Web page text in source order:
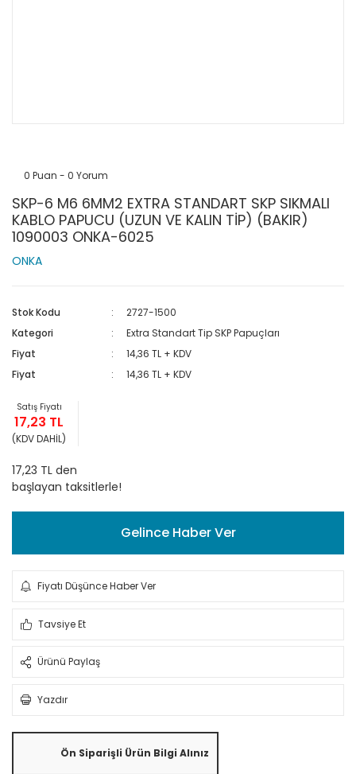
0 Puan - 0 Yorum
SKP-6 M6 6MM2 EXTRA STANDART SKP SIKMALI
KABLO PAPUCU (UZUN VE KALIN TİP) (BAKIR)
1090003 ONKA-6025
ONKA
Stok Kodu
2727-1500
Kategori
Extra Standart Tip SKP Papuçları
Fiyat
14,36 TL + KDV
Fiyat
14,36 TL + KDV
Satış Fiyatı
17,23 TL
(KDV DAHİL)
17,23 TL den
başlayan taksitlerle!
Gelince Haber Ver
Fiyatı Düşünce Haber Ver
Tavsiye Et
Ürünü Paylaş
Yazdır
Ön Siparişli Ürün Bilgi Alınız